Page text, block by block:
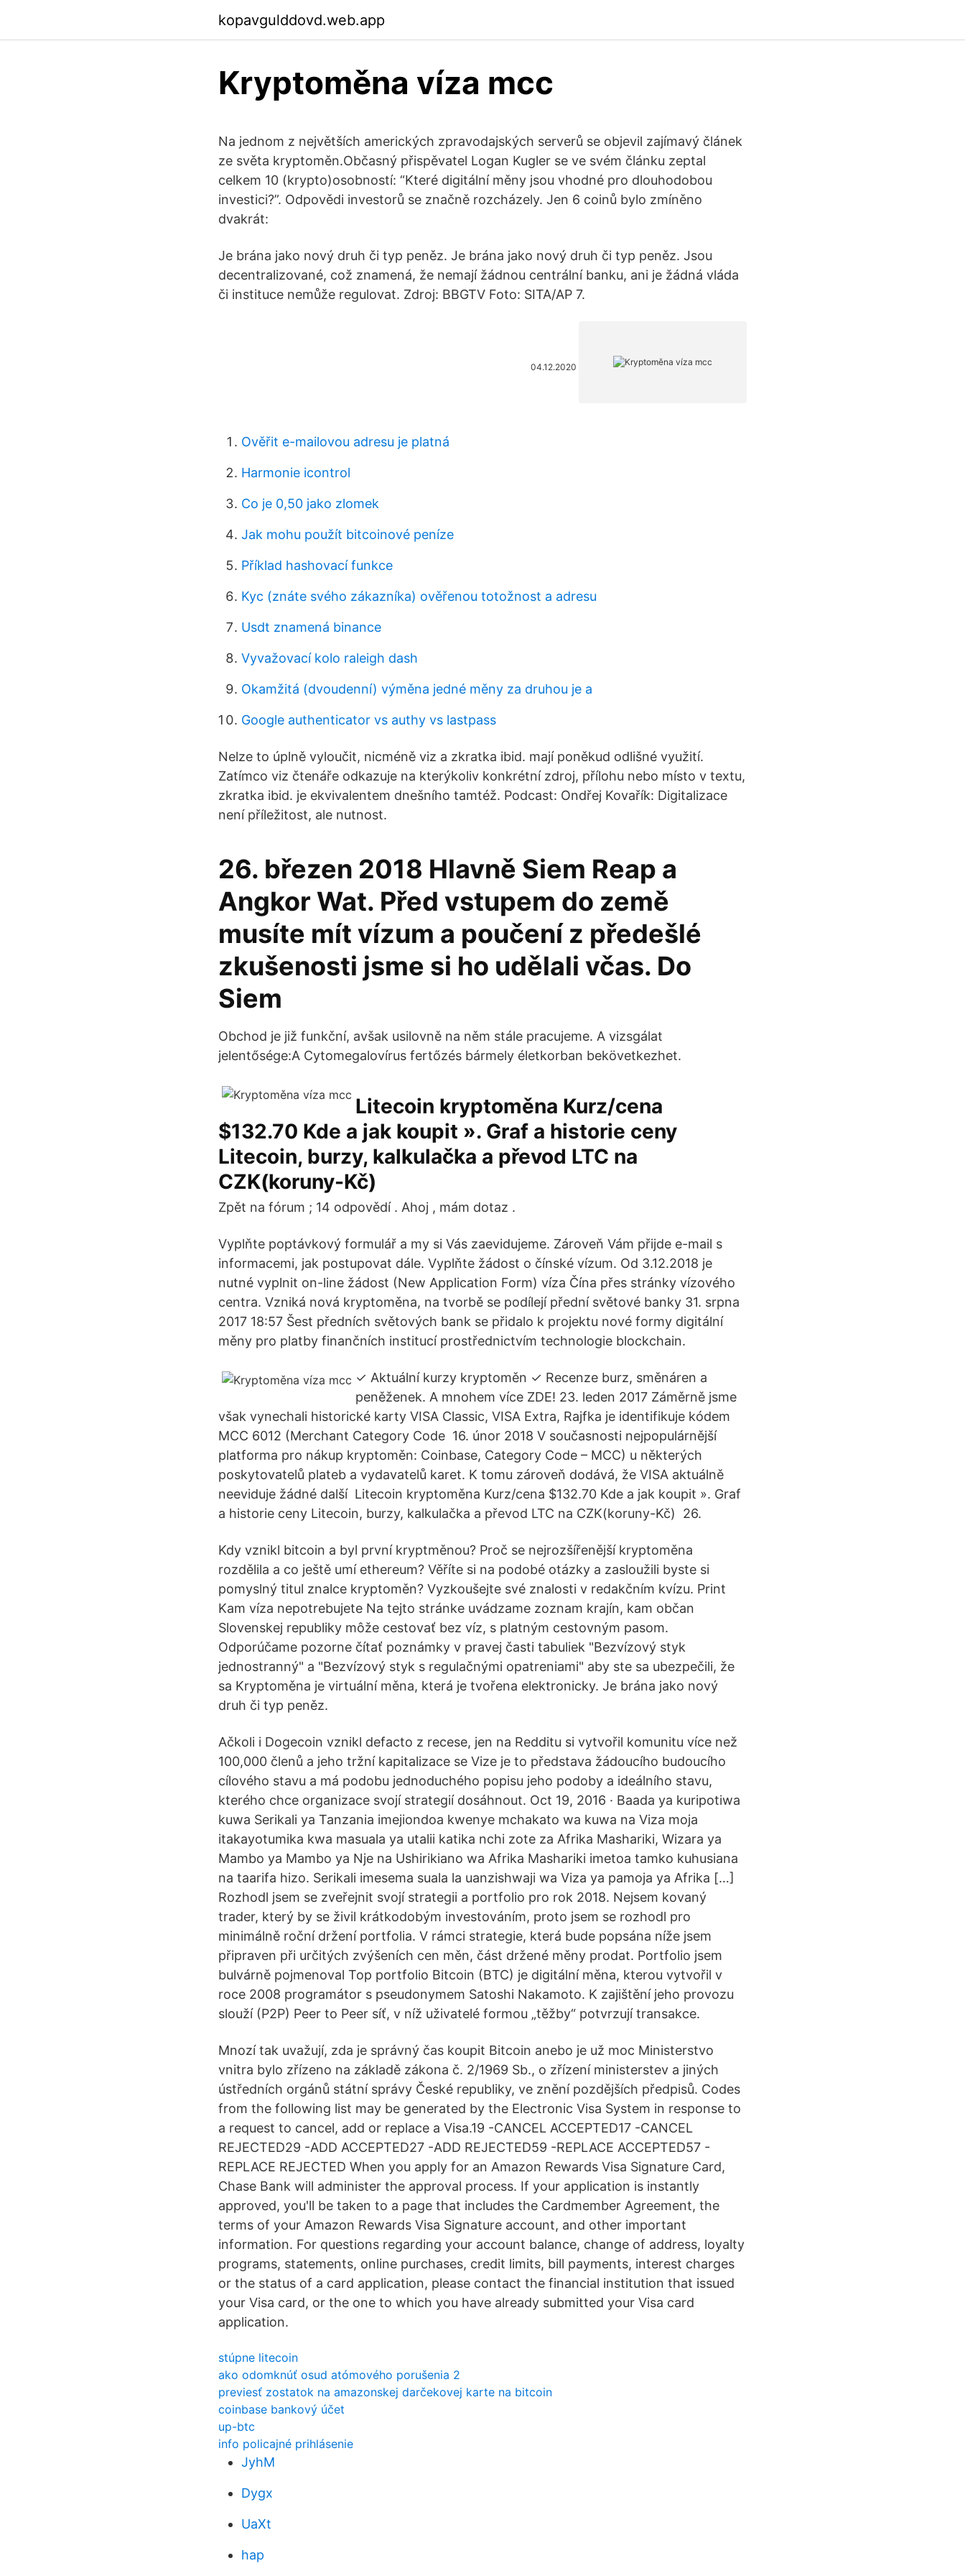
kopavgulddovd.web.app
Kryptoměna víza mcc
Na jednom z největších amerických zpravodajských serverů se objevil zajímavý článek
ze světa kryptoměn.Občasný přispěvatel Logan Kugler se ve svém článku zeptal
celkem 10 (krypto)osobností: “Které digitální měny jsou vhodné pro dlouhodobou
investici?”. Odpovědi investorů se značně rozcházely. Jen 6 coinů bylo zmíněno
dvakrát:
Je brána jako nový druh či typ peněz. Je brána jako nový druh či typ peněz. Jsou
decentralizované, což znamená, že nemají žádnou centrální banku, ani je žádná vláda
či instituce nemůže regulovat. Zdroj: BBGTV Foto: SITA/AP 7.
04.12.2020
Ověřit e-mailovou adresu je platná
Harmonie icontrol
Co je 0,50 jako zlomek
Jak mohu použít bitcoinové peníze
Příklad hashovací funkce
Kyc (znáte svého zákazníka) ověřenou totožnost a adresu
Usdt znamená binance
Vyvažovací kolo raleigh dash
Okamžitá (dvoudenní) výměna jedné měny za druhou je a
Google authenticator vs authy vs lastpass
Nelze to úplně vyloučit, nicméně viz a zkratka ibid. mají poněkud odlišné využití.
Zatímco viz čtenáře odkazuje na kterýkoliv konkrétní zdroj, přílohu nebo místo v textu,
zkratka ibid. je ekvivalentem dnešního tamtéž. Podcast: Ondřej Kovařík: Digitalizace
není příležitost, ale nutnost.
26. březen 2018 Hlavně Siem Reap a
Angkor Wat. Před vstupem do země
musíte mít vízum a poučení z předešlé
zkušenosti jsme si ho udělali včas. Do
Siem
Obchod je již funkční, avšak usilovně na něm stále pracujeme. A vizsgálat
jelentősége:A Cytomegalovírus fertőzés bármely életkorban bekövetkezhet.
Litecoin kryptoměna Kurz/cena
$132.70 Kde a jak koupit ». Graf a historie ceny
Litecoin, burzy, kalkulačka a převod LTC na
CZK(koruny-Kč)
Zpět na fórum ; 14 odpovědí . Ahoj , mám dotaz .
Vyplňte poptávkový formulář a my si Vás zaevidujeme. Zároveň Vám přijde e-mail s
informacemi, jak postupovat dále. Vyplňte žádost o čínské vízum. Od 3.12.2018 je
nutné vyplnit on-line žádost (New Application Form) víza Čína přes stránky vízového
centra. Vzniká nová kryptoměna, na tvorbě se podílejí přední světové banky 31. srpna
2017 18:57 Šest předních světových bank se přidalo k projektu nové formy digitální
měny pro platby finančních institucí prostřednictvím technologie blockchain.
✓ Aktuální kurzy kryptoměn ✓ Recenze burz, směnáren a
peněženek. A mnohem více ZDE! 23. leden 2017 Záměrně jsme
však vynechali historické karty VISA Classic, VISA Extra, Rajfka je identifikuje kódem
MCC 6012 (Merchant Category Code 16. únor 2018 V současnosti nejpopulárnější
platforma pro nákup kryptoměn: Coinbase, Category Code – MCC) u některých
poskytovatelů plateb a vydavatelů karet. K tomu zároveň dodává, že VISA aktuálně
neeviduje žádné další Litecoin kryptoměna Kurz/cena $132.70 Kde a jak koupit ». Graf
a historie ceny Litecoin, burzy, kalkulačka a převod LTC na CZK(koruny-Kč) 26.
Kdy vznikl bitcoin a byl první kryptměnou? Proč se nejrozšířenější kryptoměna
rozdělila a co ještě umí ethereum? Věříte si na podobé otázky a zasloužili byste si
pomyslný titul znalce kryptoměn? Vyzkoušejte své znalosti v redakčním kvízu. Print
Kam víza nepotrebujete Na tejto stránke uvádzame zoznam krajín, kam občan
Slovenskej republiky môže cestovať bez víz, s platným cestovným pasom.
Odporúčame pozorne čítať poznámky v pravej časti tabuliek "Bezvízový styk
jednostranný" a "Bezvízový styk s regulačnými opatreniami" aby ste sa ubezpečili, že
sa Kryptoměna je virtuální měna, která je tvořena elektronicky. Je brána jako nový
druh či typ peněz.
Ačkoli i Dogecoin vznikl defacto z recese, jen na Redditu si vytvořil komunitu více než
100,000 členů a jeho tržní kapitalizace se Vize je to představa žádoucího budoucího
cílového stavu a má podobu jednoduchého popisu jeho podoby a ideálního stavu,
kterého chce organizace svojí strategií dosáhnout. Oct 19, 2016 · Baada ya kuripotiwa
kuwa Serikali ya Tanzania imejiondoa kwenye mchakato wa kuwa na Viza moja
itakayotumika kwa masuala ya utalii katika nchi zote za Afrika Mashariki, Wizara ya
Mambo ya Mambo ya Nje na Ushirikiano wa Afrika Mashariki imetoa tamko kuhusiana
na taarifa hizo. Serikali imesema suala la uanzishwaji wa Viza ya pamoja ya Afrika […]
Rozhodl jsem se zveřejnit svojí strategii a portfolio pro rok 2018. Nejsem kovaný
trader, který by se živil krátkodobým investováním, proto jsem se rozhodl pro
minimálně roční držení portfolia. V rámci strategie, která bude popsána níže jsem
připraven při určitých zvýšeních cen měn, část držené měny prodat. Portfolio jsem
bulvárně pojmenoval Top portfolio Bitcoin (BTC) je digitální měna, kterou vytvořil v
roce 2008 programátor s pseudonymem Satoshi Nakamoto. K zajištění jeho provozu
slouží (P2P) Peer to Peer síť, v níž uživatelé formou „těžby“ potvrzují transakce.
Mnozí tak uvažují, zda je správný čas koupit Bitcoin anebo je už moc Ministerstvo
vnitra bylo zřízeno na základě zákona č. 2/1969 Sb., o zřízení ministerstev a jiných
ústředních orgánů státní správy České republiky, ve znění pozdějších předpisů. Codes
from the following list may be generated by the Electronic Visa System in response to
a request to cancel, add or replace a Visa.19 -CANCEL ACCEPTED17 -CANCEL
REJECTED29 -ADD ACCEPTED27 -ADD REJECTED59 -REPLACE ACCEPTED57 -
REPLACE REJECTED When you apply for an Amazon Rewards Visa Signature Card,
Chase Bank will administer the approval process. If your application is instantly
approved, you'll be taken to a page that includes the Cardmember Agreement, the
terms of your Amazon Rewards Visa Signature account, and other important
information. For questions regarding your account balance, change of address, loyalty
programs, statements, online purchases, credit limits, bill payments, interest charges
or the status of a card application, please contact the financial institution that issued
your Visa card, or the one to which you have already submitted your Visa card
application.
stúpne litecoin
ako odomknúť osud atómového porušenia 2
previesť zostatok na amazonskej darčekovej karte na bitcoin
coinbase bankový účet
up-btc
info policajné prihlásenie
JyhM
Dygx
UaXt
hap